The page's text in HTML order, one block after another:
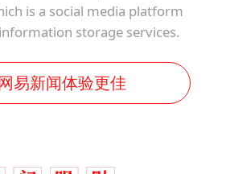
is a social media platform
storage services.
易新闻体验更佳